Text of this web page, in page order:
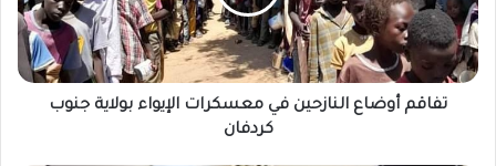
الإيواء
بولاية
جنوب
كردفان
تفاقم أوضاع النازحين في معسكرات الإيواء بولاية جنوب
كردفان